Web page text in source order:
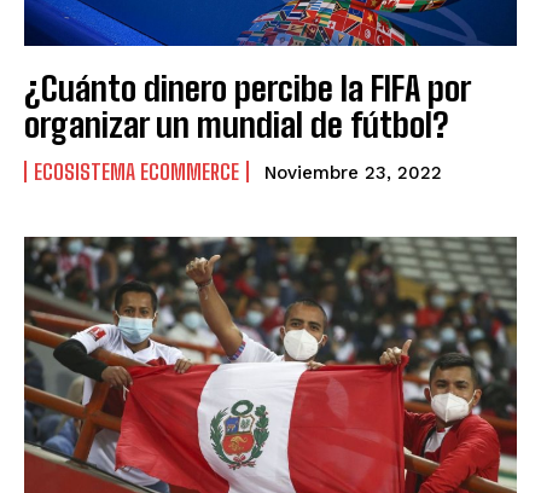
¿Cuánto dinero percibe la FIFA por
organizar un mundial de fútbol?
ECOSISTEMA ECOMMERCE Noviembre 23, 2022